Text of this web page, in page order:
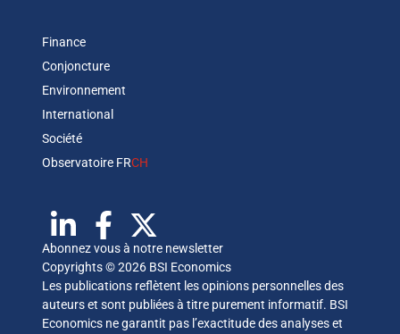
Finance
Conjoncture
Environnement
International
Société
Observatoire FRCH
Abonnez vous à notre newsletter
Copyrights © 2026 BSI Economics
Les publications reflètent les opinions personnelles des
auteurs et sont publiées à titre purement informatif. BSI
Economics ne garantit pas l’exactitude des analyses et